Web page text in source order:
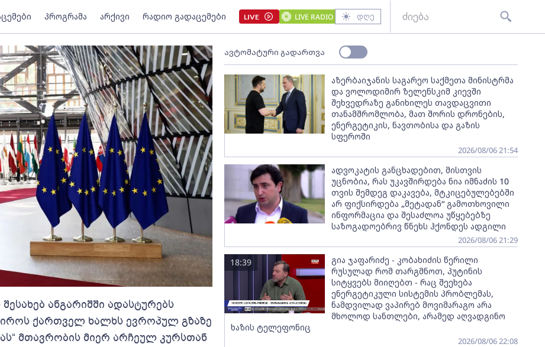
პროგრამა არქივი რადიო გადაცემები LIVE LIVE RADIO დღე
ანგარიშში ადასტურებს
ქართველ ხალხს ევროპულ გზაზე
მთავრობის მიერ არჩეულ კურსთან
ავტომატური გადართვა
აზერბაიჯანის საგარეო საქმეთა მინისტრმა
და ვოლოდიმირ ზელენსკიმ კიევში
შეხვედრაზე განიხილეს თავდაცვითი
თანამშრომლობა, მათ შორის დრონების,
ენერგეტიკის, ნავთობისა და გაზის
სფეროში
2026/08/06 21:54
ადვოკატის განცხადებით, მისთვის
უცნობია, რას უკავშირდება ნია იმნაძის 10
თვის შემდეგ დაკავება, მტკიცებულებებში
არ ფიქსირდება „მეტადან“ გამოთხოვილი
ინფორმაცია და შესაძლოა უწყებებზე
საზოგადოებრივ წნეხს ჰქონდეს ადგილი
2026/08/06 21:29
გია ჯაფარიძე - კობახიძის წერილი
რუსულად რომ თარგმნოთ, პუტინის
სიტყვებს მიიღებთ - რაც შეეხება
ენერგეტიკული სისტემის პრობლემას,
ნამდვილად ვაპირებ მოვიმარაგო არა
მხოლოდ სანთლები, არამედ აღვადგინო
ხაზის ტელეფონიც
18:39
2026/08/06 22:08